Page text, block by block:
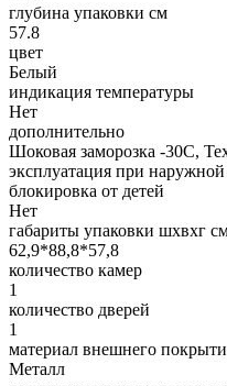
глубина упаковки см
57.8
цвет
Белый
индикация температуры
Нет
дополнительно
Шоковая заморозка -30С,
эксплуатация при
блокировка от детей
Нет
габариты упаковки шxвxг
62,9*88,8*57,8
количество камер
1
количество дверей
1
материал внешнего
Металл